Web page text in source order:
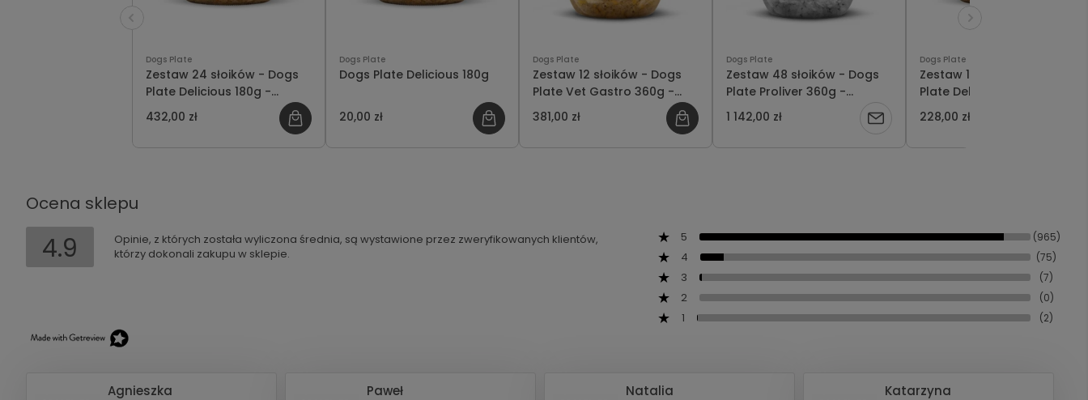
Dogs Plate
Zestaw 24 słoików - Dogs
Plate Delicious 180g -
oszczędzasz 48 PLN
432,00 zł
Dogs Plate
Dogs Plate Delicious 180g
20,00 zł
Dogs Plate
Zestaw 12 słoików - Dogs
Plate Vet Gastro 360g -
oszczędzasz 21 PLN
381,00 zł
Dogs Plate
Zestaw 48 słoików - Dogs
Plate Proliver 360g -
oszczędzasz 202 PLN
1 142,00 zł
Powiadom
o
Dogs Plate
Zestaw 12 słoików - Dogs
Plate Delicious 180g -
oszczędzasz 12 PLN
228,00 zł
Ocena sklepu
4.9
Opinie, z których została wyliczona średnia, są wystawione przez zweryfikowanych klientów,
którzy dokonali zakupu w sklepie.
5 (965)
4 (75)
3 (7)
2 (0)
1 (2)
Agnieszka Paweł Natalia Katarzyna